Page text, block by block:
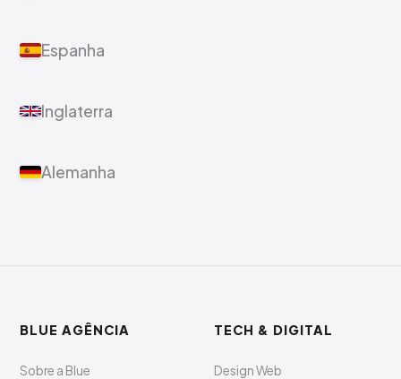
Espanha
Inglaterra
Alemanha
BLUE AGÊNCIA
Sobre a Blue
TECH & DIGITAL
Design Web